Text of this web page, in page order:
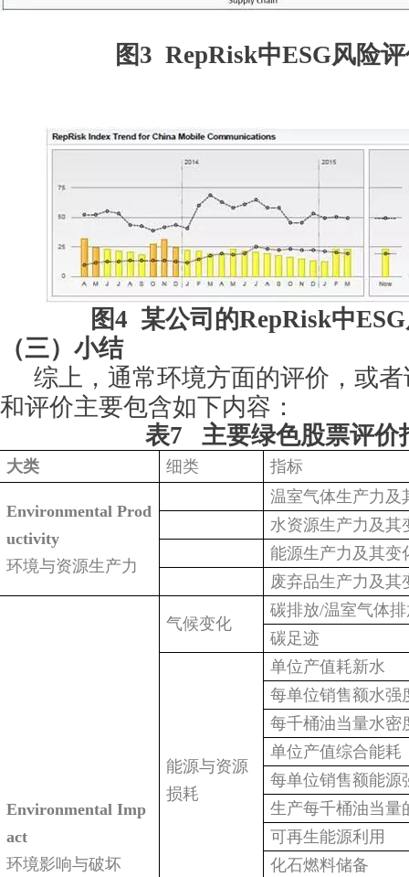
图3 RepRisk中ESG风险
图4 某公司的RepRisk中
（三）小结
综上，通常环境方面的评价，或
和评价主要包含如下内容：
表7 主要绿色股票评价
大类 细类 指标
Environmental Prod
uctivity
环境与资源生产力
温室气体生产力及
水资源生产力及其
能源生产力及其变
废弃品生产力及其
Environmental Imp
act
环境影响与破坏
气候变化
碳排放/温室气体
碳足迹
能源与资源
损耗
单位产值耗新水
每单位销售额水强
每千桶油当量水密
单位产值综合能耗
每单位销售额能源
生产每千桶油当量
可再生能源利用
化石燃料储备